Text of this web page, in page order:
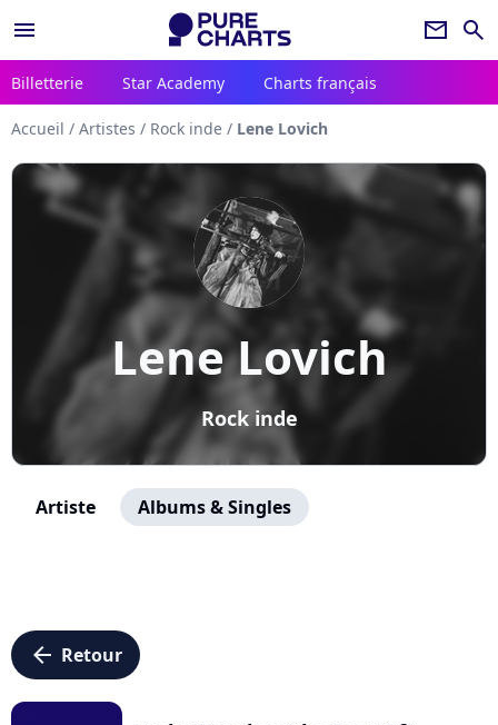
menu newsletter search
Billetterie Star Academy Charts français
Accueil / Artistes / Rock inde / Lene Lovich
Lene Lovich
Rock inde
Artiste Albums & Singles
arrow_left Retour